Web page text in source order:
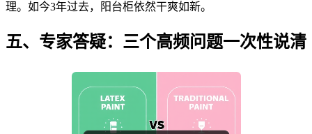
理。如今3年过去，阳台柜依然干爽如新。
五、专家答疑：三个高频问题一次性说清